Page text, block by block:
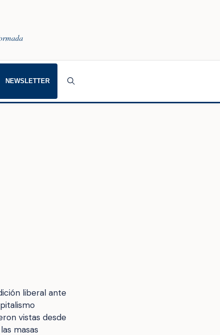
NEWSLETTER
liberal ante
vistas desde
masas